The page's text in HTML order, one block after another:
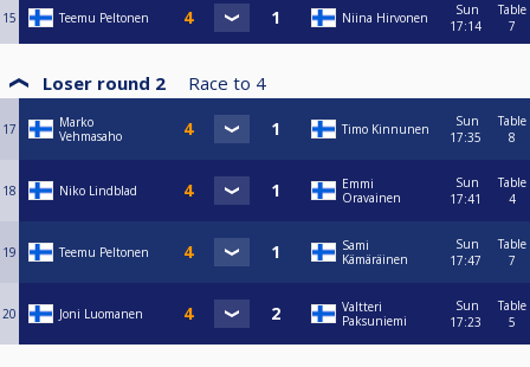
15 Teemu Peltonen Niina Hirvonen
Sun
17:14
Table
7
Loser round 2 Race to 4
17
Marko
Vehmasaho
Timo Kinnunen
Sun
17:35
Table
8
18 Niko Lindblad
Emmi
Oravainen
Sun
17:41
Table
4
19 Teemu Peltonen
Sami
Kämäräinen
Sun
17:47
Table
7
20 Joni Luomanen
Valtteri
Paksuniemi
Sun
17:23
Table
5